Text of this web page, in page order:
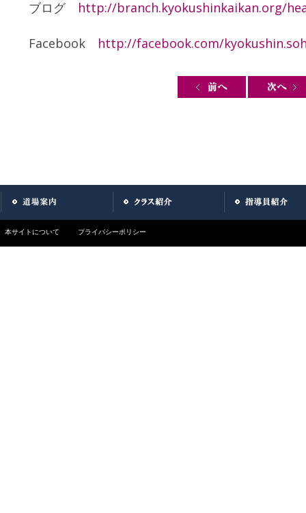
ブログ http://branch.kyokushinkaikan.org/
Facebook http://facebook.com/
本サイトについて プライバシーポリシー